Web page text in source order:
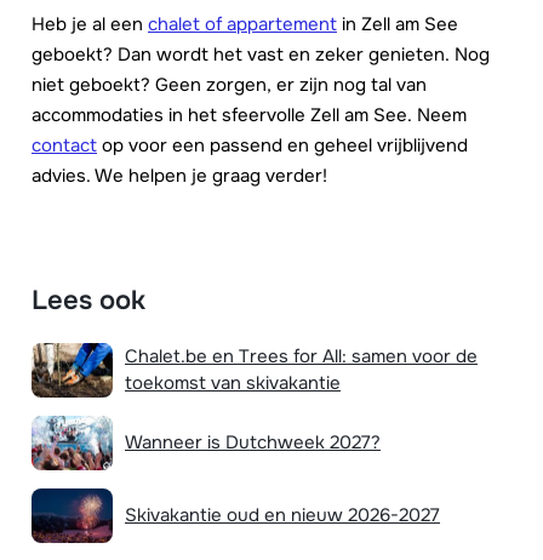
Heb je al een chalet of appartement in Zell am See
geboekt? Dan wordt het vast en zeker genieten. Nog
niet geboekt? Geen zorgen, er zijn nog tal van
accommodaties in het sfeervolle Zell am See. Neem
contact op voor een passend en geheel vrijblijvend
advies. We helpen je graag verder!
Lees ook
Chalet.be en Trees for All: samen voor de
toekomst van skivakantie
Wanneer is Dutchweek 2027?
Skivakantie oud en nieuw 2026-2027